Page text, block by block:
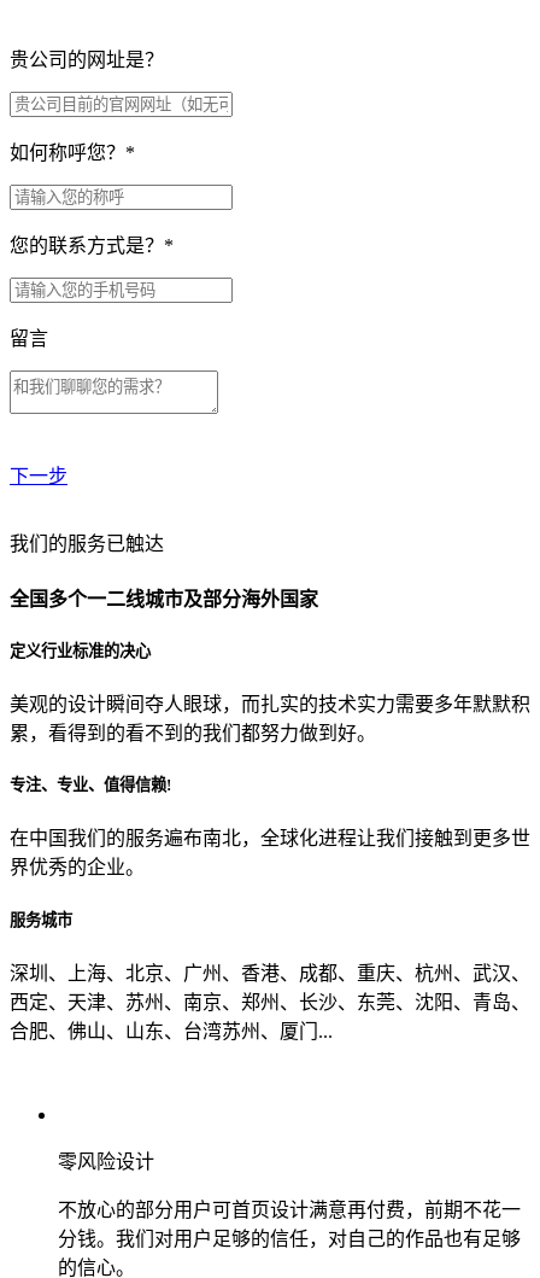
贵公司的网址是？
如何称呼您？ *
您的联系方式是？ *
留言
下一步
贵公司预算范围是？
贵公司的团队规模是？
目前主要的营销渠道是？
我们的服务已触达
全国多个一二线城市及部分海外国家
定义行业标准的决心
美观的设计瞬间夺人眼球，而扎实的技术实力需要多年默默积
累，看得到的看不到的我们都努力做到好。
专注、专业、值得信赖!
在中国我们的服务遍布南北，全球化进程让我们接触到更多世
界优秀的企业。
服务城市
深圳、上海、北京、广州、香港、成都、重庆、杭州、武汉、
西定、天津、苏州、南京、郑州、长沙、东莞、沈阳、青岛、
合肥、佛山、山东、台湾苏州、厦门...
零风险设计
不放心的部分用户可首页设计满意再付费，前期不花一
分钱。我们对用户足够的信任，对自己的作品也有足够
的信心。